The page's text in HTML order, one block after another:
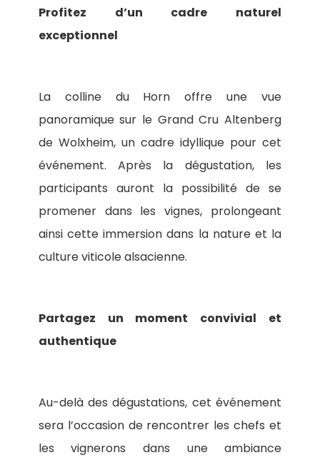
Profitez d’un cadre naturel
exceptionnel
La colline du Horn offre une vue
panoramique sur le Grand Cru Altenberg
de Wolxheim, un cadre idyllique pour cet
événement. Après la dégustation, les
participants auront la possibilité de se
promener dans les vignes, prolongeant
ainsi cette immersion dans la nature et la
culture viticole alsacienne.
Partagez un moment convivial et
authentique
Au-delà des dégustations, cet événement
sera l’occasion de rencontrer les chefs et
les vignerons dans une ambiance